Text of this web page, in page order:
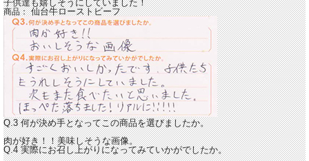
子供達も嬉しそうにしていました！
商品：仙台牛ローストビーフ
Q.3 何が決め手となってこの商品を選びましたか。
肉が好き！！美味しそうな画像。
Q.4 実際にお召し上がりになってみていかがでしたか。